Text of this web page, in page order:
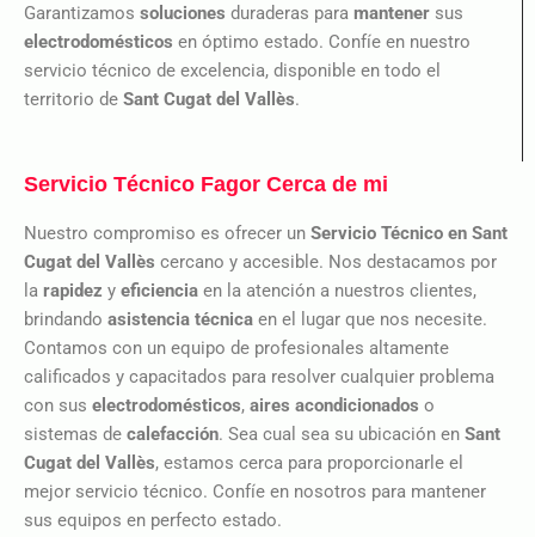
Garantizamos soluciones duraderas para mantener sus
electrodomésticos en óptimo estado. Confíe en nuestro
servicio técnico de excelencia, disponible en todo el
territorio de Sant Cugat del Vallès.
Servicio Técnico Fagor Cerca de mi
Nuestro compromiso es ofrecer un Servicio Técnico en Sant
Cugat del Vallès cercano y accesible. Nos destacamos por
la rapidez y eficiencia en la atención a nuestros clientes,
brindando asistencia técnica en el lugar que nos necesite.
Contamos con un equipo de profesionales altamente
calificados y capacitados para resolver cualquier problema
con sus electrodomésticos, aires acondicionados o
sistemas de calefacción. Sea cual sea su ubicación en Sant
Cugat del Vallès, estamos cerca para proporcionarle el
mejor servicio técnico. Confíe en nosotros para mantener
sus equipos en perfecto estado.